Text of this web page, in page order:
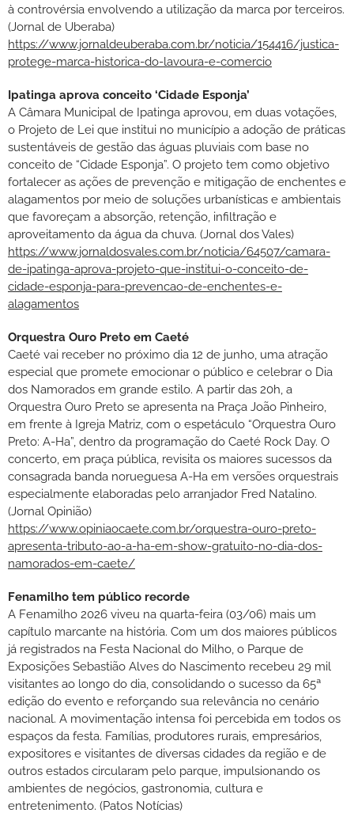
à controvérsia envolvendo a utilização da marca por terceiros.
(Jornal de Uberaba)
https://www.jornaldeuberaba.com.br/noticia/154416/justica-
protege-marca-historica-do-lavoura-e-comercio
Ipatinga aprova conceito ‘Cidade Esponja’
A Câmara Municipal de Ipatinga aprovou, em duas votações,
o Projeto de Lei que institui no município a adoção de práticas
sustentáveis de gestão das águas pluviais com base no
conceito de “Cidade Esponja”. O projeto tem como objetivo
fortalecer as ações de prevenção e mitigação de enchentes e
alagamentos por meio de soluções urbanísticas e ambientais
que favoreçam a absorção, retenção, infiltração e
aproveitamento da água da chuva. (Jornal dos Vales)
https://www.jornaldosvales.com.br/noticia/64507/camara-
de-ipatinga-aprova-projeto-que-institui-o-conceito-de-
cidade-esponja-para-prevencao-de-enchentes-e-
alagamentos
Orquestra Ouro Preto em Caeté
Caeté vai receber no próximo dia 12 de junho, uma atração
especial que promete emocionar o público e celebrar o Dia
dos Namorados em grande estilo. A partir das 20h, a
Orquestra Ouro Preto se apresenta na Praça João Pinheiro,
em frente à Igreja Matriz, com o espetáculo “Orquestra Ouro
Preto: A-Ha”, dentro da programação do Caeté Rock Day. O
concerto, em praça pública, revisita os maiores sucessos da
consagrada banda norueguesa A-Ha em versões orquestrais
especialmente elaboradas pelo arranjador Fred Natalino.
(Jornal Opinião)
https://www.opiniaocaete.com.br/orquestra-ouro-preto-
apresenta-tributo-ao-a-ha-em-show-gratuito-no-dia-dos-
namorados-em-caete/
Fenamilho tem público recorde
A Fenamilho 2026 viveu na quarta-feira (03/06) mais um
capítulo marcante na história. Com um dos maiores públicos
já registrados na Festa Nacional do Milho, o Parque de
Exposições Sebastião Alves do Nascimento recebeu 29 mil
visitantes ao longo do dia, consolidando o sucesso da 65ª
edição do evento e reforçando sua relevância no cenário
nacional. A movimentação intensa foi percebida em todos os
espaços da festa. Famílias, produtores rurais, empresários,
expositores e visitantes de diversas cidades da região e de
outros estados circularam pelo parque, impulsionando os
ambientes de negócios, gastronomia, cultura e
entretenimento. (Patos Notícias)